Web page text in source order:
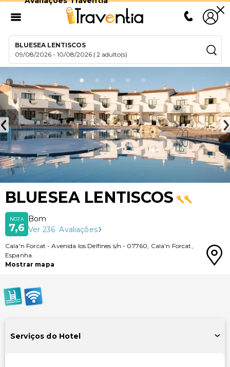
BLUESEA LENTISCOS
09/08/2026 -10/08/2026 |2 adulto(s)
BLUESEA LENTISCOS
NOTA
7,6
Bom
Ver 236 Avaliações
Cala'n Forcat -Avenida los Delfines s/n - 07760, Cala'n Forcat,
Espanha
Mostrar mapa
Serviços do Hotel